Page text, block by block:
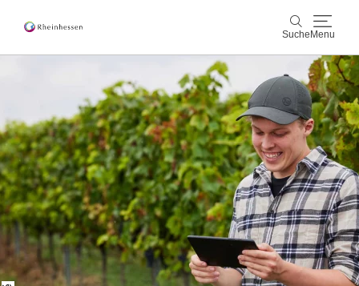
Suche Menu
Suche
Wein & Genuss
Aktiv & Natur
Kultur & Städte
Veranstaltungen
Buchung & Service